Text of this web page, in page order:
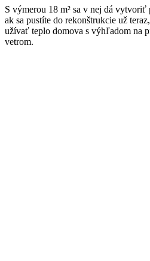
S výmerou 18 m² sa v nej dá vytvoriť
ak sa pustíte do rekonštrukcie už
užívať teplo domova s výhľadom na
vetrom.